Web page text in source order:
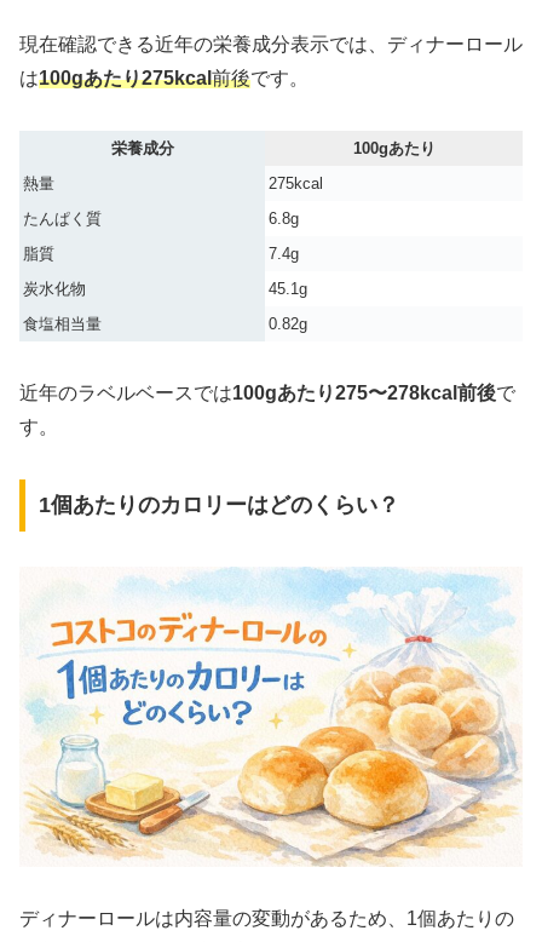
現在確認できる近年の栄養成分表示では、ディナーロール
は100gあたり275kcal前後です。
栄養成分
100gあたり
熱量
275kcal
たんぱく質
6.8g
脂質
7.4g
炭水化物
45.1g
食塩相当量
0.82g
近年のラベルベースでは100gあたり275〜278kcal前後で
す。
1個あたりのカロリーはどのくらい？
ディナーロールは内容量の変動があるため、1個あたりの